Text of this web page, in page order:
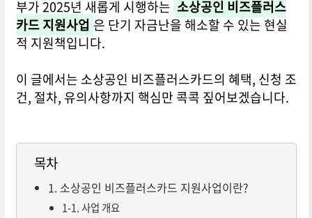
부가 2025년 새롭게 시행하는 소상공인 비즈플러스
카드 지원사업 은 단기 자금난을 해소할 수 있는 현실
적 지원책입니다.
이 글에서는 소상공인 비즈플러스카드의 혜택, 신청 조
건, 절차, 유의사항까지 핵심만 콕콕 짚어보겠습니다.
목차
1. 소상공인 비즈플러스카드 지원사업이란?
1-1. 사업 개요